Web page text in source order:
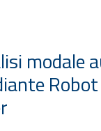
modale